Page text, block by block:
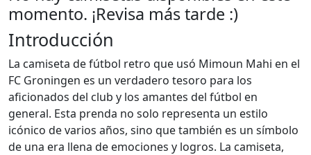
momento. ¡Revisa más tarde :)
Introducción
La camiseta de fútbol retro que usó Mimoun Mahi en el
FC Groningen es un verdadero tesoro para los
aficionados del club y los amantes del fútbol en
general. Esta prenda no solo representa un estilo
icónico de varios años, sino que también es un símbolo
de una era llena de emociones y logros. La camiseta,